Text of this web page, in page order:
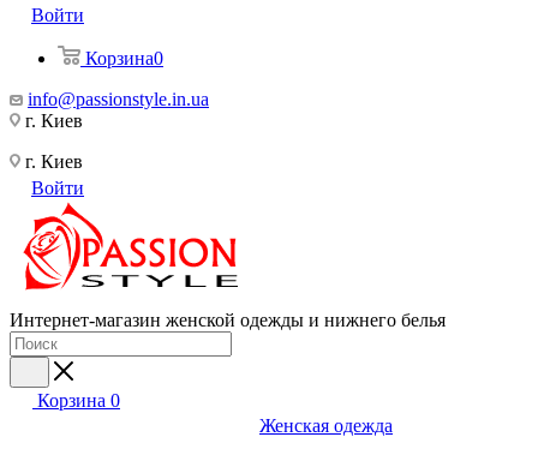
Войти
Корзина0
info@passionstyle.in.ua
г. Киев
г. Киев
Войти
Интернет-магазин женской одежды и нижнего белья
Корзина 0
Женская одежда